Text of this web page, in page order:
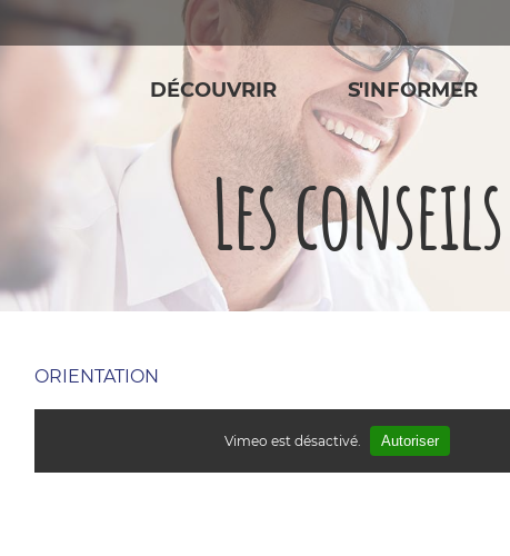
DÉCOUVRIR S'INFORMER
Les
Vimeo est désactivé. Autoriser
ORIENTATION